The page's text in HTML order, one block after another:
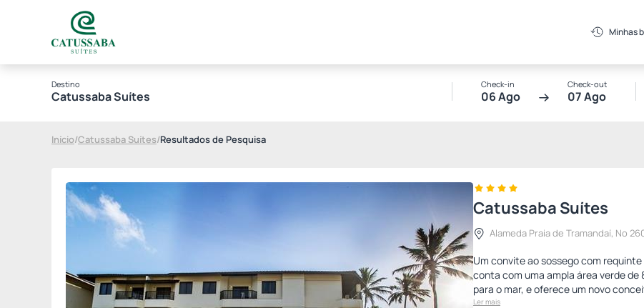
Minhas
Destino
Catussaba Suítes
Check-in
06 Ago
Check-out
07 Ago
Início/Catussaba Suítes/Resultados de Pesquisa
Catussaba Suítes
Alameda Praia de Tramandaí, Nº
Um convite ao sossego com
conta com uma ampla área verde
para o mar, e oferece um novo
Ler mais